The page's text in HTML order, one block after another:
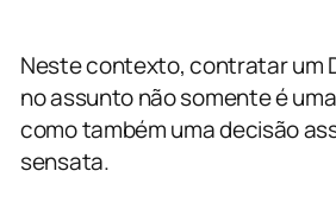
Neste contexto, contratar um
no assunto não somente é
como também uma decisão
sensata.